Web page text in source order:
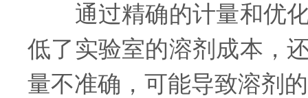
通过精确的计量和优化
低了实验室的溶剂成本，
量不准确，可能导致溶剂